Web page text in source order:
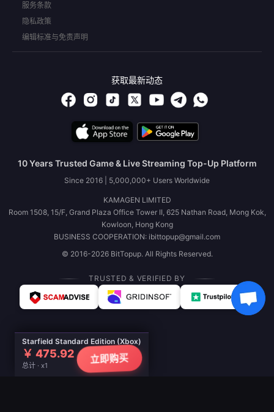
Starfield Standard Edition (Xbox)
￥ 475.92
总计 · x1
立即购买
服务条款
隐私政策
编辑标准与免责声明
获取最新动态
10 Years Trusted Game & Live Streaming Top-Up Platform
Since 2016 | 5,000,000+ Users Worldwide
KAMAGEN LIMITED
Room 1508, 15/F, Grand Plaza Office Tower II, 625 Nathan Road, Mong Kok,
Kowloon, Hong Kong
BUSINESS COOPERATION: ibittopup@gmail.com
© 2016-2026 BitTopup. All Rights Reserved.
TRUSTED & VERIFIED BY